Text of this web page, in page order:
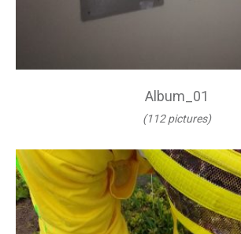
Album_01
(112 pictures)